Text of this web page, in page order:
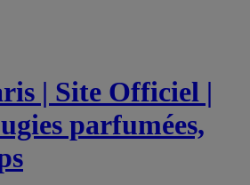
| Site Officiel |
parfumées,